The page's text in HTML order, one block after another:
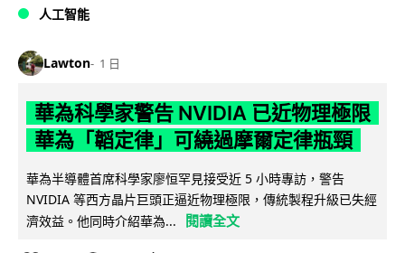
人工智能
Lawton 1 日
華為科學家警告 NVIDIA 已近物理極限
華為「韜定律」可繞過摩爾定律瓶頸
華為半導體首席科學家廖恒罕見接受近 5 小時專訪，警告
NVIDIA 等西方晶片巨頭正逼近物理極限，傳統製程升級已失經
濟效益。他同時介紹華為...
閱讀全文